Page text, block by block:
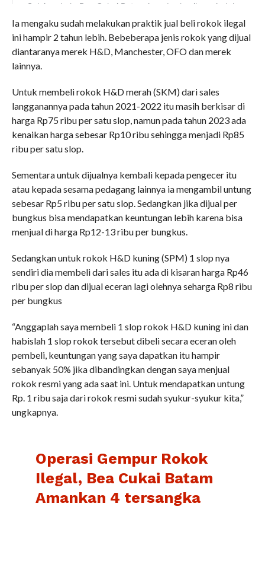
Ia mengaku sudah melakukan praktik jual beli rokok ilegal
ini hampir 2 tahun lebih. Bebeberapa jenis rokok yang dijual
diantaranya merek H&D, Manchester, OFO dan merek
lainnya.
Untuk membeli rokok H&D merah (SKM) dari sales
langganannya pada tahun 2021-2022 itu masih berkisar di
harga Rp75 ribu per satu slop, namun pada tahun 2023 ada
kenaikan harga sebesar Rp10 ribu sehingga menjadi Rp85
ribu per satu slop.
Sementara untuk dijualnya kembali kepada pengecer itu
atau kepada sesama pedagang lainnya ia mengambil untung
sebesar Rp5 ribu per satu slop. Sedangkan jika dijual per
bungkus bisa mendapatkan keuntungan lebih karena bisa
menjual di harga Rp12-13 ribu per bungkus.
Sedangkan untuk rokok H&D kuning (SPM) 1 slop nya
sendiri dia membeli dari sales itu ada di kisaran harga Rp46
ribu per slop dan dijual eceran lagi olehnya seharga Rp8 ribu
per bungkus
“Anggaplah saya membeli 1 slop rokok H&D kuning ini dan
habislah 1 slop rokok tersebut dibeli secara eceran oleh
pembeli, keuntungan yang saya dapatkan itu hampir
sebanyak 50% jika dibandingkan dengan saya menjual
rokok resmi yang ada saat ini. Untuk mendapatkan untung
Rp. 1 ribu saja dari rokok resmi sudah syukur-syukur kita,”
ungkapnya.
Operasi Gempur Rokok
Ilegal, Bea Cukai Batam
Amankan 4 tersangka